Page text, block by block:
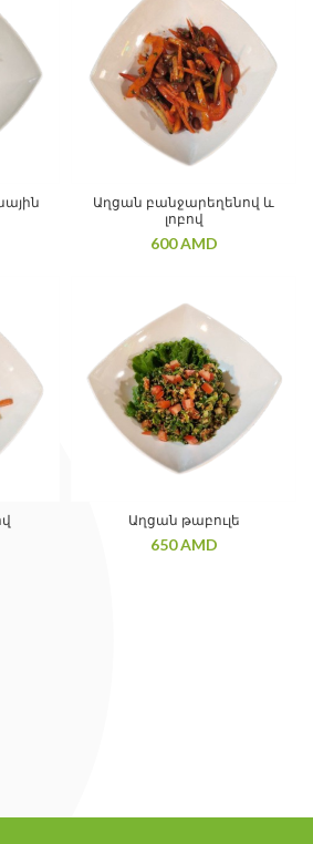
Աղցան բանջարեղենով և
լոբով
600AMD
Աղցան թաբուլե
650AMD